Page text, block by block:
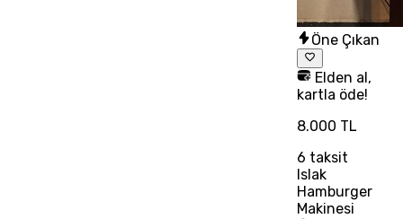
Öne Çıkan
Elden al,
kartla öde!
8.000 TL
6 taksit
Islak
Hamburger
Makinesi